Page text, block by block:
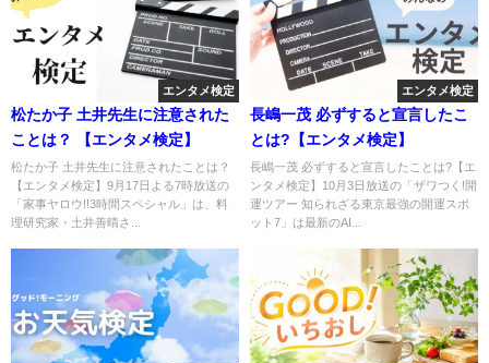
エンタメ検定
松たか子 土井先生に注意された
ことは？ 【エンタメ検定】
松たか子 土井先生に注意されたことは？
【エンタメ検定】9月17日よる7時放送の
「家事ヤロウ!!3時間スペシャル」は、料
理研究家・土井善晴さ...
エンタメ検定
長嶋一茂 必ずすると宣言したこ
とは?【エンタメ検定】
長嶋一茂 必ずすると宣言したことは?【エ
ンタメ検定】10月3日放送の「ザワつく!開
運ツアー 知られざる東京最強の開運スポ
ット7」は最新のAI...